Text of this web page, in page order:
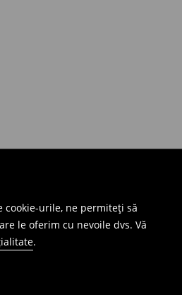
urile, ne permiteți să
le oferim cu nevoile dvs. Vă
.